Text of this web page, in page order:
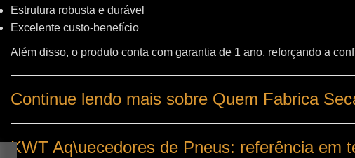
Estrutura robusta e durável
Excelente custo-benefício
Além disso, o produto conta com garantia de 1 ano, reforçando a
Continue lendo mais sobre Quem Fabrica
KWT Aq\uecedores de Pneus: referência em